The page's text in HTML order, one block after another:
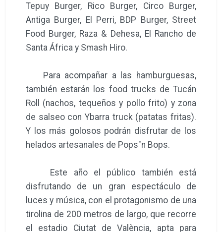
Tepuy Burger, Rico Burger, Circo Burger,
Antiga Burger, El Perri, BDP Burger, Street
Food Burger, Raza & Dehesa, El Rancho de
Santa África y Smash Hiro.
Para acompañar a las hamburguesas,
también estarán los food trucks de Tucán
Roll (nachos, tequeños y pollo frito) y zona
de salseo con Ybarra truck (patatas fritas).
Y los más golosos podrán disfrutar de los
helados artesanales de Pops"n Bops.
Este año el público también está
disfrutando de un gran espectáculo de
luces y música, con el protagonismo de una
tirolina de 200 metros de largo, que recorre
el estadio Ciutat de València, apta para